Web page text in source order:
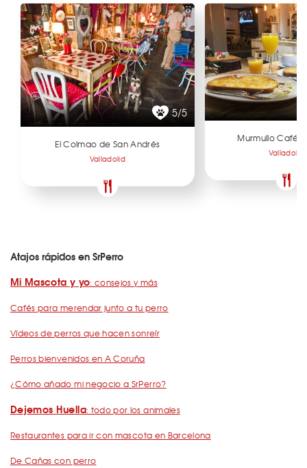
5/5
El Colmao de San Andrés
Valladolid
Murmullo Café
Valladolid
Atajos rápidos en SrPerro
Mi Mascota y yo: consejos y más
Cafés para merendar junto a tu perro
Vídeos de perros que hacen sonreír
Perros bienvenidos en A Coruña
¿Cómo añado mi negocio a SrPerro?
Dejemos Huella: todo por los animales
Restaurantes para ir con mascota en Barcelona
De Cañas con perro